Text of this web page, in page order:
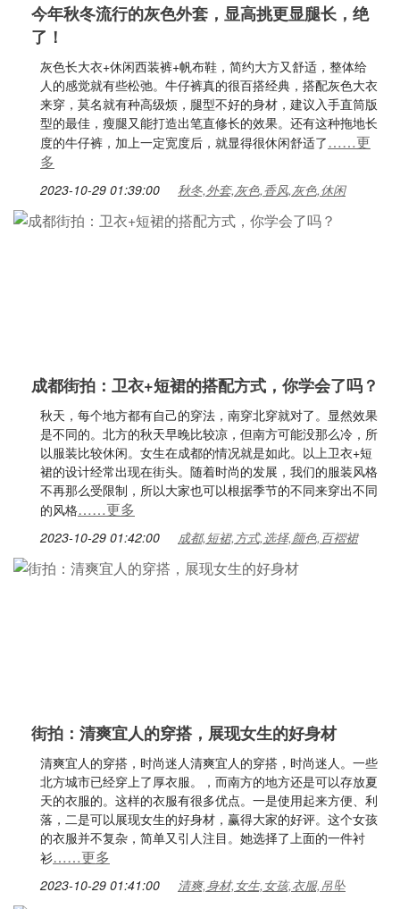
今年秋冬流行的灰色外套，显高挑更显腿长，绝
了！
灰色长大衣+休闲西装裤+帆布鞋，简约大方又舒适，整体给
人的感觉就有些松弛。牛仔裤真的很百搭经典，搭配灰色大衣
来穿，莫名就有种高级烦，腿型不好的身材，建议入手直筒版
型的最佳，瘦腿又能打造出笔直修长的效果。还有这种拖地长
度的牛仔裤，加上一定宽度后，就显得很休闲舒适了……更
多
2023-10-29 01:39:00 秋冬,外套,灰色,香风,灰色,休闲
成都街拍：卫衣+短裙的搭配方式，你学会了吗？
秋天，每个地方都有自己的穿法，南穿北穿就对了。显然效果
是不同的。北方的秋天早晚比较凉，但南方可能没那么冷，所
以服装比较休闲。女生在成都的情况就是如此。以上卫衣+短
裙的设计经常出现在街头。随着时尚的发展，我们的服装风格
不再那么受限制，所以大家也可以根据季节的不同来穿出不同
的风格……更多
2023-10-29 01:42:00 成都,短裙,方式,选择,颜色,百褶裙
街拍：清爽宜人的穿搭，展现女生的好身材
清爽宜人的穿搭，时尚迷人清爽宜人的穿搭，时尚迷人。一些
北方城市已经穿上了厚衣服。，而南方的地方还是可以存放夏
天的衣服的。这样的衣服有很多优点。一是使用起来方便、利
落，二是可以展现女生的好身材，赢得大家的好评。这个女孩
的衣服并不复杂，简单又引人注目。她选择了上面的一件衬
衫……更多
2023-10-29 01:41:00 清爽,身材,女生,女孩,衣服,吊坠